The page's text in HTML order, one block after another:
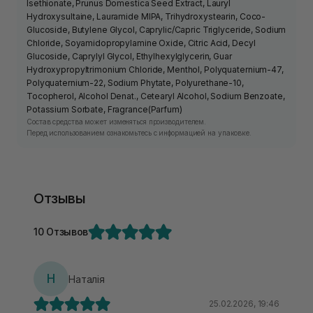
Isethionate, Prunus Domestica Seed Extract, Lauryl
Hydroxysultaine, Lauramide MIPA, Trihydroxystearin, Coco-
Glucoside, Butylene Glycol, Caprylic/Capric Triglyceride, Sodium
Chloride, Soyamidopropylamine Oxide, Citric Acid, Decyl
Glucoside, Caprylyl Glycol, Ethylhexylglycerin, Guar
Hydroxypropyltrimonium Chloride, Menthol, Polyquaternium-47,
Polyquaternium-22, Sodium Phytate, Polyurethane-10,
Tocopherol, Alcohol Denat., Cetearyl Alcohol, Sodium Benzoate,
Potassium Sorbate, Fragrance(Parfum)
Состав средства может изменяться производителем.
Перед использованием ознакомьтесь с информацией на упаковке.
Отзывы
10 Отзывов
Н Наталія
25.02.2026, 19:46